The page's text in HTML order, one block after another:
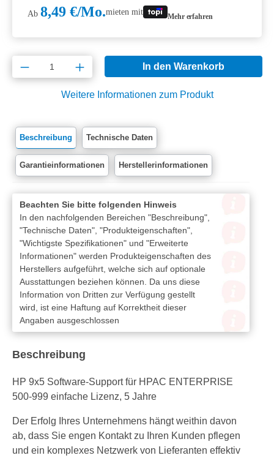
Ab 8,49 €/Mo.mieten mit Mehr erfahren
Produkt Anzahl: Gib den gewünschten
In den Warenkorb
Weitere Informationen zum Produkt
Beschreibung Technische Daten
Garantieinformationen Herstellerinformationen
Beachten Sie bitte folgenden Hinweis
In den nachfolgenden Bereichen "Beschreibung",
"Technische Daten", "Produkteigenschaften",
"Wichtigste Spezifikationen" und "Erweiterte
Informationen" werden Produkteigenschaften des
Herstellers aufgeführt, welche sich auf optionale
Ausstattungen beziehen können. Da uns diese
Information von Dritten zur Verfügung gestellt
wird, ist eine Haftung auf Korrektheit dieser
Angaben ausgeschlossen
Beschreibung
HP 9x5 Software-Support für HPAC ENTERPRISE
500-999 einfache Lizenz, 5 Jahre
Der Erfolg Ihres Unternehmens hängt weithin davon
ab, dass Sie engen Kontakt zu Ihren Kunden pflegen
und ein komplexes Netzwerk von Lieferanten effektiv